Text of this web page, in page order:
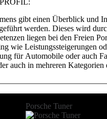
gibt einen Überblick und
werden. Dieses wird
liegen bei den Freien
wie Leistungssteigerungen
für Automobile oder auch
auch in mehreren Kategorien
Porsche Tuner